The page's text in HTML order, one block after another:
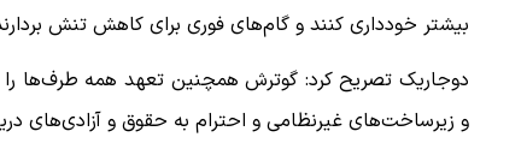
بیشتر خودداری کنند و گام‌های فوری برای کاهش تنش
دوجاریک تصریح کرد: گوترش همچنین تعهد همه طرف‌ها را
و زیرساخت‌های غیرنظامی و احترام به حقوق و آزادی‌های